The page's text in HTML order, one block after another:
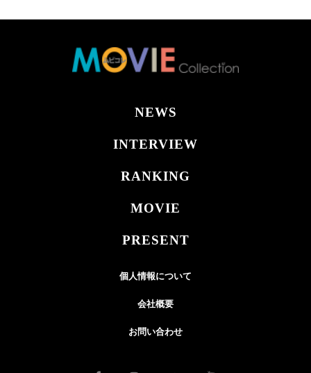
NEWS
INTERVIEW
RANKING
MOVIE
PRESENT
個人情報について
会社概要
お問い合わせ